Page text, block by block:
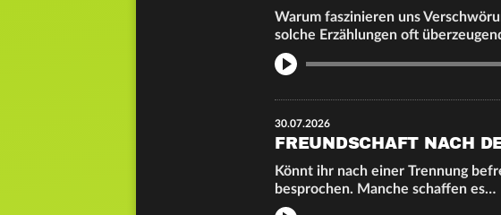
Warum faszinieren uns
solche Erzählungen oft
30.07.2026
FREUNDSCHAFT NACH
Könnt ihr nach einer Trennung
besprochen. Manche schaffen es…